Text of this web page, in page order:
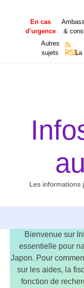
contenu
En cas
d’urgence
&
Autres
sujets
RSSLa
Les informations
Bienvenue sur
essentielle pour
Japon. Pour
sur les aides, la
fonction de